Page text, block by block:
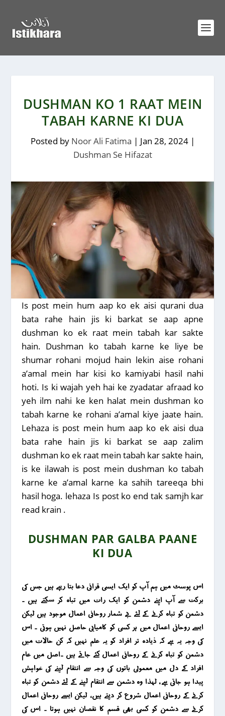
DUSHMAN KO 1 RAAT MEIN
TABAH KARNE KI DUA
Posted by Noor Ali Fatima | Jan 28, 2024|
Dushman Se Hifazat
Is post mein hum aap ko ek aisi qurani dua
bata rahe hain jis ki barkat se aap apne
dushman ko ek raat mein tabah kar sakte
hain. Dushman ko tabah karne ke liye be
shumar rohani mojud hain lekin aise rohani
a’amal mein har kisi ko kamiyabi hasil nahi
hoti. Is ki wajah yeh hai ke zyadatar afraad ko
yeh ilm nahi ke ken halat mein dushman ko
tabah karne ke rohani a’amal kiye jaate hain.
Lehaza is post mein hum aap ko ek aisi dua
bata rahe hain jis ki barkat se aap zalim
dushman ko ek raat mein tabah kar sakte hain,
is ke ilawah is post mein dushman ko tabah
karne ke a’amal karne ka sahih tareeqa bhi
hasil hoga. lehaza Is post ko end tak samjh kar
read krain .
DUSHMAN PAR GALBA PAANE
KI DUA
اس پوسٹ میں ہم آپ کو ایک ایسی قرانی دعا بتا رہے ہیں جس کی
برکت سے آپ اپنے دشمن کو ایک رات میں تباہ کر سکتے ہیں ۔
دشمن کو تباہ کرنے کے لئے بے شمار روحانی اعمال موجود ہیں لیکن
ایسے روحانی اعمال میں ہر کسی کو کامیابی حاصل نہیں ہوتی ۔ اس
کی وجہ یہ ہے کہ ذیادہ تر افراد کو یہ علم نہیں کہ کن حالات میں
دشمن کو تباہ کرنے کے روحانی اعمال کئے جاتے ہیں ۔اصل میں عام
افراد کے دل میں معمولی باتوں کی وجہ سے انتقام لینے کی خواہش
پیدا ہو جاتی ہے ، لہذا وہ دشمن سے انتقام لینے کے لئے دشمن کو تباہ
کرنے کے روحانی اعمال شروع کر دیتے ہیں ، لیکن ایسے روحانی اعمال
کرنے سے دشمن کو کسی بھی قسم کا نقصان نہیں ہوتا ۔ اس کی